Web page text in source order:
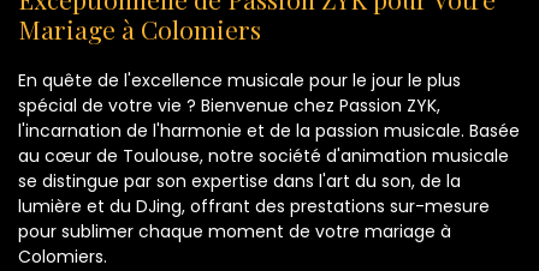
Mariage à Colomiers
En quête de l'excellence musicale pour le jour le plus
spécial de votre vie ? Bienvenue chez Passion ZYK,
l'incarnation de l'harmonie et de la passion musicale. Basée
au cœur de Toulouse, notre société d'animation musicale
se distingue par son expertise dans l'art du son, de la
lumière et du DJing, offrant des prestations sur-mesure
pour sublimer chaque moment de votre mariage à
Colomiers.